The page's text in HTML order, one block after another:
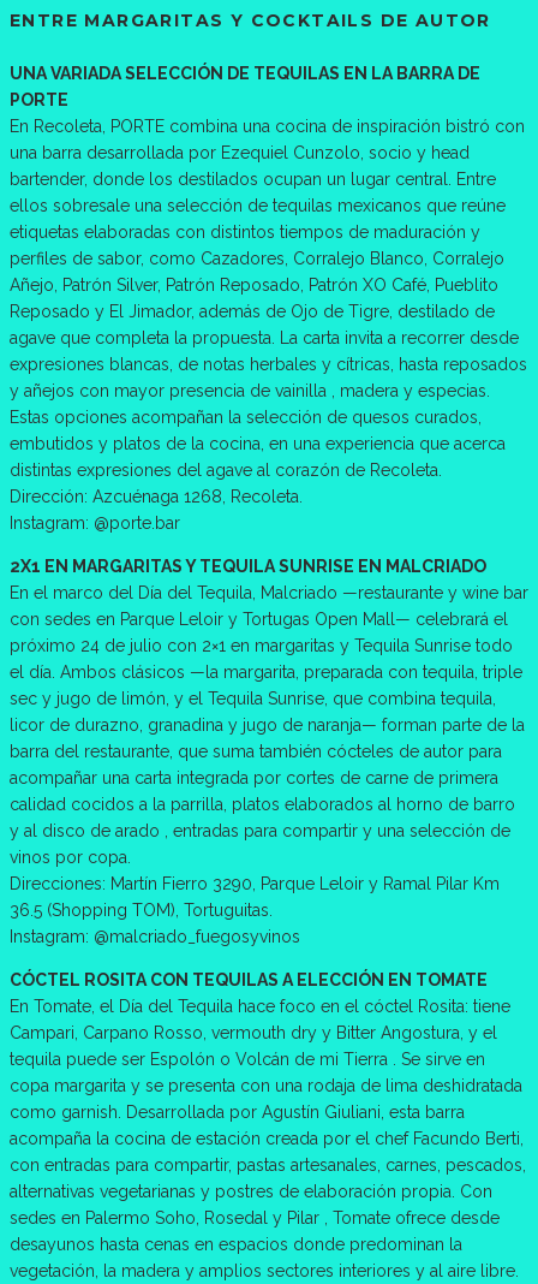
ENTRE MARGARITAS Y COCKTAILS DE AUTOR
UNA VARIADA SELECCIÓN DE TEQUILAS EN LA BARRA DE
PORTE
En Recoleta, PORTE combina una cocina de inspiración bistró con
una barra desarrollada por Ezequiel Cunzolo, socio y head
bartender, donde los destilados ocupan un lugar central. Entre
ellos sobresale una selección de tequilas mexicanos que reúne
etiquetas elaboradas con distintos tiempos de maduración y
perfiles de sabor, como Cazadores, Corralejo Blanco, Corralejo
Añejo, Patrón Silver, Patrón Reposado, Patrón XO Café, Pueblito
Reposado y El Jimador, además de Ojo de Tigre, destilado de
agave que completa la propuesta. La carta invita a recorrer desde
expresiones blancas, de notas herbales y cítricas, hasta reposados
y añejos con mayor presencia de vainilla , madera y especias.
Estas opciones acompañan la selección de quesos curados,
embutidos y platos de la cocina, en una experiencia que acerca
distintas expresiones del agave al corazón de Recoleta.
Dirección: Azcuénaga 1268, Recoleta.
Instagram: @porte.bar
2X1 EN MARGARITAS Y TEQUILA SUNRISE EN MALCRIADO
En el marco del Día del Tequila, Malcriado —restaurante y wine bar
con sedes en Parque Leloir y Tortugas Open Mall— celebrará el
próximo 24 de julio con 2×1 en margaritas y Tequila Sunrise todo
el día. Ambos clásicos —la margarita, preparada con tequila, triple
sec y jugo de limón, y el Tequila Sunrise, que combina tequila,
licor de durazno, granadina y jugo de naranja— forman parte de la
barra del restaurante, que suma también cócteles de autor para
acompañar una carta integrada por cortes de carne de primera
calidad cocidos a la parrilla, platos elaborados al horno de barro
y al disco de arado , entradas para compartir y una selección de
vinos por copa.
Direcciones: Martín Fierro 3290, Parque Leloir y Ramal Pilar Km
36.5 (Shopping TOM), Tortuguitas.
Instagram: @malcriado_fuegosyvinos
CÓCTEL ROSITA CON TEQUILAS A ELECCIÓN EN TOMATE
En Tomate, el Día del Tequila hace foco en el cóctel Rosita: tiene
Campari, Carpano Rosso, vermouth dry y Bitter Angostura, y el
tequila puede ser Espolón o Volcán de mi Tierra . Se sirve en
copa margarita y se presenta con una rodaja de lima deshidratada
como garnish. Desarrollada por Agustín Giuliani, esta barra
acompaña la cocina de estación creada por el chef Facundo Berti,
con entradas para compartir, pastas artesanales, carnes, pescados,
alternativas vegetarianas y postres de elaboración propia. Con
sedes en Palermo Soho, Rosedal y Pilar , Tomate ofrece desde
desayunos hasta cenas en espacios donde predominan la
vegetación, la madera y amplios sectores interiores y al aire libre.